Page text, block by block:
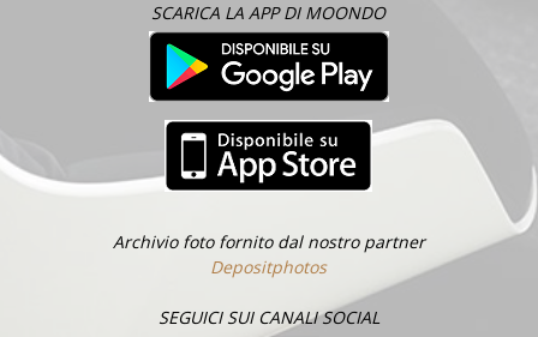
SCARICA LA APP DI MOONDO
Archivio foto fornito dal nostro partner
Depositphotos
SEGUICI SUI CANALI SOCIAL